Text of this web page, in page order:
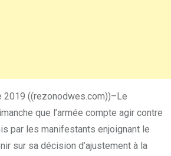
2019 ((rezonodwes.com))–Le
que l’armée compte agir contre
par les manifestants enjoignant le
sur sa décision d’ajustement à la